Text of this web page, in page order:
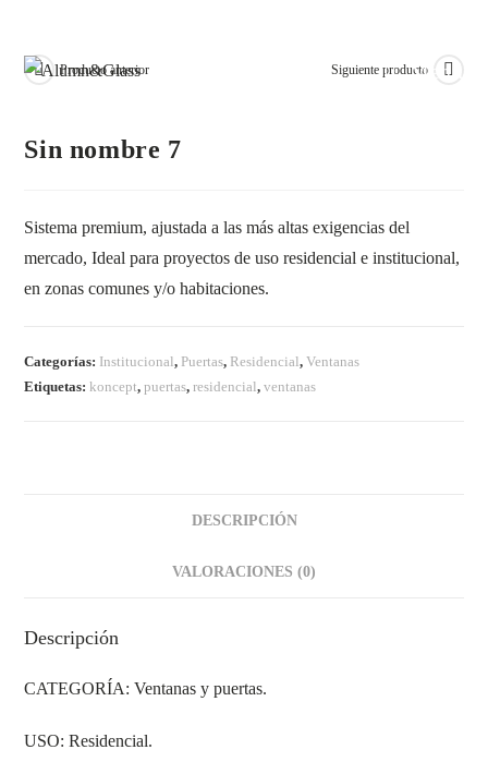
Menú
Producto anterior Siguiente producto
Sin nombre 7
Sistema premium, ajustada a las más altas exigencias del
mercado, Ideal para proyectos de uso residencial e institucional,
en zonas comunes y/o habitaciones.
Categorías: Institucional, Puertas, Residencial,Ventanas
Etiquetas:koncept,puertas,residencial,ventanas
DESCRIPCIÓN
VALORACIONES (0)
Descripción
CATEGORÍA: Ventanas y puertas.
USO: Residencial.